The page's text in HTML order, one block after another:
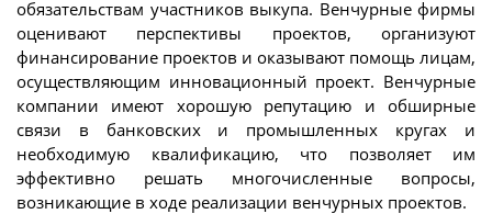
обязательствам участников выкупа. Венчурные фирмы
оценивают перспективы проектов, организуют
финансирование проектов и оказывают помощь лицам,
осуществляющим инновационный проект. Венчурные
компании имеют хорошую репутацию и обширные
связи в банковских и промышленных кругах и
необходимую квалификацию, что позволяет им
эффективно решать многочисленные вопросы,
возникающие в ходе реализации венчурных проектов.